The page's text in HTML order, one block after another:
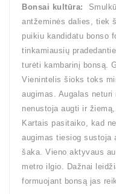
Bonsai kultūra:
antžeminės dalies, tiek
puikiu kandidatu bonso
tinkamiausių
turėti kambarinį bonsą.
Vienintelis šioks toks
augimas. Augalas
nenustoja augti ir
Kartais pasitaiko, kad
augimas tiesiog sustoja
šaka. Vieno aktyvaus
metro ilgio. Dažnai
formuojant bonsą jas